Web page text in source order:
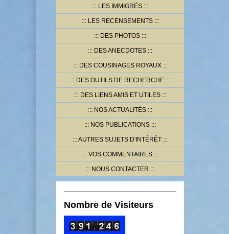
LES IMMIGRÉS
LES RECENSEMENTS
DES PHOTOS
DES ANECDOTES
DES COUSINAGES ROYAUX
DES OUTILS DE RECHERCHE
DES LIENS AMIS ET UTILES
NOS ACTUALITÉS
NOS PUBLICATIONS
AUTRES SUJETS D'INTÉRÊT
VOS COMMENTAIRES
NOUS CONTACTER
Nombre de Visiteurs